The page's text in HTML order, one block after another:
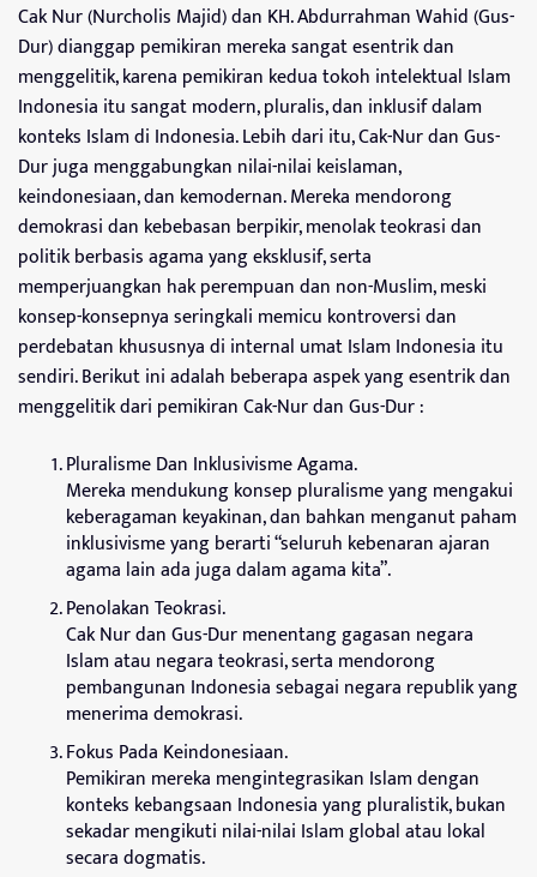
Cak Nur (Nurcholis Majid) dan KH. Abdurrahman Wahid (Gus-
Dur) dianggap pemikiran mereka sangat esentrik dan
menggelitik, karena pemikiran kedua tokoh intelektual Islam
Indonesia itu sangat modern, pluralis, dan inklusif dalam
konteks Islam di Indonesia. Lebih dari itu, Cak-Nur dan Gus-
Dur juga menggabungkan nilai-nilai keislaman,
keindonesiaan, dan kemodernan. Mereka mendorong
demokrasi dan kebebasan berpikir, menolak teokrasi dan
politik berbasis agama yang eksklusif, serta
memperjuangkan hak perempuan dan non-Muslim, meski
konsep-konsepnya seringkali memicu kontroversi dan
perdebatan khususnya di internal umat Islam Indonesia itu
sendiri. Berikut ini adalah beberapa aspek yang esentrik dan
menggelitik dari pemikiran Cak-Nur dan Gus-Dur :
Pluralisme Dan Inklusivisme Agama.
Mereka mendukung konsep pluralisme yang mengakui
keberagaman keyakinan, dan bahkan menganut paham
inklusivisme yang berarti “seluruh kebenaran ajaran
agama lain ada juga dalam agama kita”.
Penolakan Teokrasi.
Cak Nur dan Gus-Dur menentang gagasan negara
Islam atau negara teokrasi, serta mendorong
pembangunan Indonesia sebagai negara republik yang
menerima demokrasi.
Fokus Pada Keindonesiaan.
Pemikiran mereka mengintegrasikan Islam dengan
konteks kebangsaan Indonesia yang pluralistik, bukan
sekadar mengikuti nilai-nilai Islam global atau lokal
secara dogmatis.